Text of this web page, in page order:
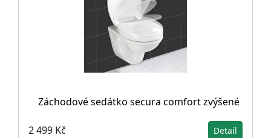
Záchodové sedátko secura comfort zvýšené
2 499 Kč Detail